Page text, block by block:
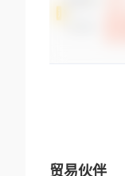
贸易伙伴